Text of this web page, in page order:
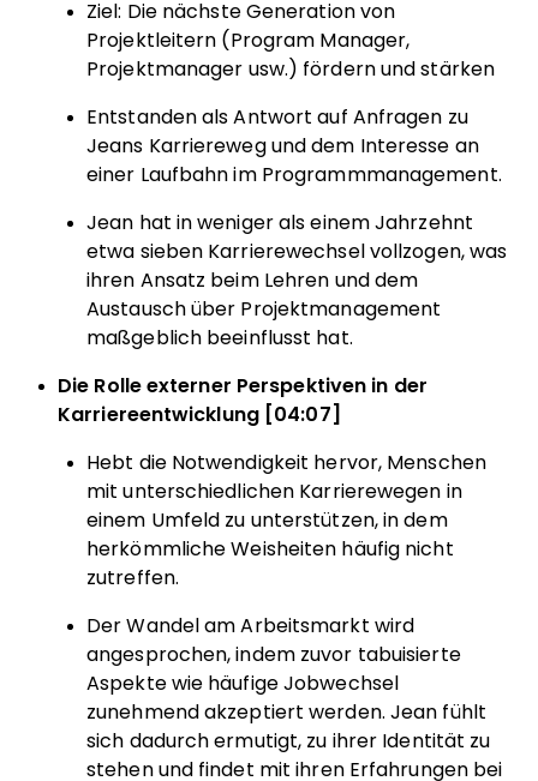
Ziel: Die nächste Generation von
Projektleitern (Program Manager,
Projektmanager usw.) fördern und stärken
Entstanden als Antwort auf Anfragen zu
Jeans Karriereweg und dem Interesse an
einer Laufbahn im Programmmanagement.
Jean hat in weniger als einem Jahrzehnt
etwa sieben Karrierewechsel vollzogen, was
ihren Ansatz beim Lehren und dem
Austausch über Projektmanagement
maßgeblich beeinflusst hat.
Die Rolle externer Perspektiven in der
Karriereentwicklung [04:07]
Hebt die Notwendigkeit hervor, Menschen
mit unterschiedlichen Karrierewegen in
einem Umfeld zu unterstützen, in dem
herkömmliche Weisheiten häufig nicht
zutreffen.
Der Wandel am Arbeitsmarkt wird
angesprochen, indem zuvor tabuisierte
Aspekte wie häufige Jobwechsel
zunehmend akzeptiert werden. Jean fühlt
sich dadurch ermutigt, zu ihrer Identität zu
stehen und findet mit ihren Erfahrungen bei